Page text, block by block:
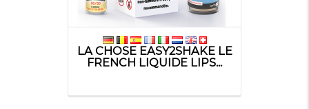
LA CHOSE EASY2SHAKE LE
FRENCH LIQUIDE LIPS...